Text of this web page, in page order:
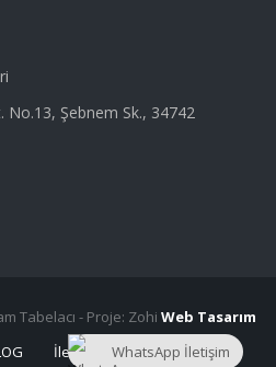
No.13, Şebnem Sk., 34742
Tabelacı - Proje: Zohi Web Tasarım
İletişim WhatsApp İletişim